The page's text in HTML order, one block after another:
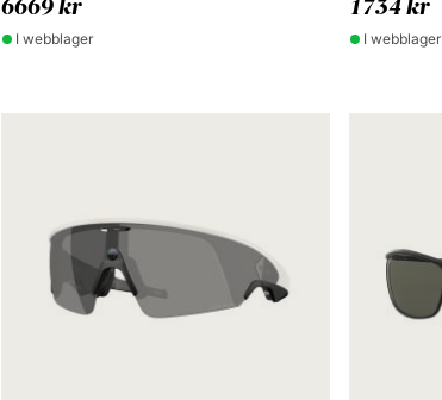
6669 kr
I webblager
1734 kr
I webblager